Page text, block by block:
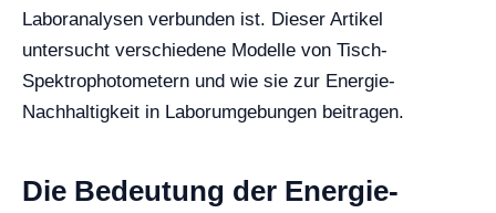
Laboranalysen verbunden ist. Dieser Artikel
untersucht verschiedene Modelle von Tisch-
Spektrophotometern und wie sie zur Energie-
Nachhaltigkeit in Laborumgebungen beitragen.
Die Bedeutung der Energie-